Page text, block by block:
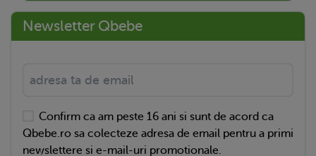
Newsletter Qbebe
Confirm ca am peste 16 ani si sunt de acord ca
Qbebe.ro sa colecteze adresa de email pentru a primi
newslettere si e-mail-uri promotionale.